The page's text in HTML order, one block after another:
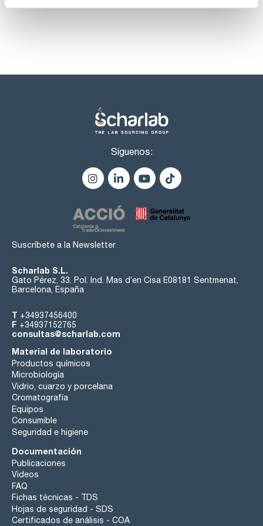
- Elevado rendimiento
- Regulación precisa de la temperatura
- Construcción robusta de acero inoxidable
- Operación segura con funciones de advertencia
- Pantalla OLED grande, brillante
- Manejo sencillo guiado por menú
Conexión bomba: macho M16x1 (incluyen conector manguera
Síguenos:
Suscríbete a la Newsletter
Scharlab S.L.
Gato Pérez, 33. Pol. Ind. Mas d’en Cisa E08181 Sentmenat,
Barcelona, España
T +34937456400
F +34937152765
consultas@scharlab.com
Material de laboratorio
Productos químicos
Microbiología
Vidrio, cuarzo y porcelana
Cromatografía
Equipos
Consumible
Seguridad e higiene
Documentación
Publicaciones
Videos
FAQ
Fichas técnicas - TDS
Hojas de seguridad - SDS
Certificados de análisis - COA